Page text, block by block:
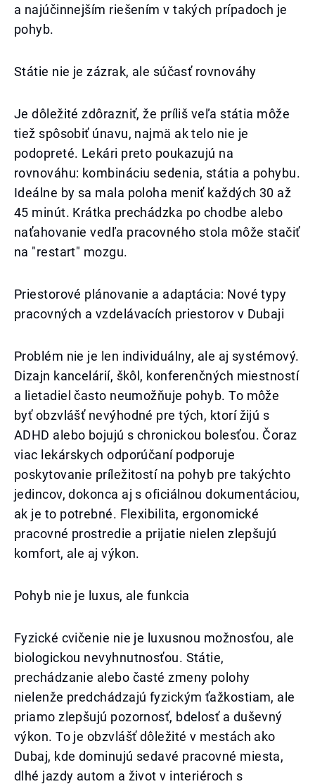
a najúčinnejším riešením v takých prípadoch je
pohyb.
Státie nie je zázrak, ale súčasť rovnováhy
Je dôležité zdôrazniť, že príliš veľa státia môže
tiež spôsobiť únavu, najmä ak telo nie je
podopreté. Lekári preto poukazujú na
rovnováhu: kombináciu sedenia, státia a pohybu.
Ideálne by sa mala poloha meniť každých 30 až
45 minút. Krátka prechádzka po chodbe alebo
naťahovanie vedľa pracovného stola môže stačiť
na "restart" mozgu.
Priestorové plánovanie a adaptácia: Nové typy
pracovných a vzdelávacích priestorov v Dubaji
Problém nie je len individuálny, ale aj systémový.
Dizajn kancelárií, škôl, konferenčných miestností
a lietadiel často neumožňuje pohyb. To môže
byť obzvlášť nevýhodné pre tých, ktorí žijú s
ADHD alebo bojujú s chronickou bolesťou. Čoraz
viac lekárskych odporúčaní podporuje
poskytovanie príležitostí na pohyb pre takýchto
jedincov, dokonca aj s oficiálnou dokumentáciou,
ak je to potrebné. Flexibilita, ergonomické
pracovné prostredie a prijatie nielen zlepšujú
komfort, ale aj výkon.
Pohyb nie je luxus, ale funkcia
Fyzické cvičenie nie je luxusnou možnosťou, ale
biologickou nevyhnutnosťou. Státie,
prechádzanie alebo časté zmeny polohy
nielenže predchádzajú fyzickým ťažkostiam, ale
priamo zlepšujú pozornosť, bdelosť a duševný
výkon. To je obzvlášť dôležité v mestách ako
Dubaj, kde dominujú sedavé pracovné miesta,
dlhé jazdy autom a život v interiéroch s